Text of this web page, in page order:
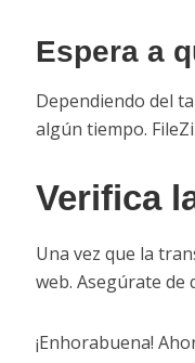
Espera a
Dependiendo del
algún tiempo.
Verifica
Una vez que la
web. Asegúrate
¡Enhorabuena!